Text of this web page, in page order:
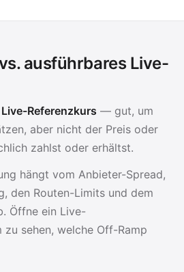
ausführbares Live-
Live-Referenzkurs — gut, um
aber nicht der Preis oder
zahlst oder erhältst.
hängt vom Anbieter-Spread,
den Routen-Limits und dem
Öffne ein Live-
sehen, welche Off-Ramp